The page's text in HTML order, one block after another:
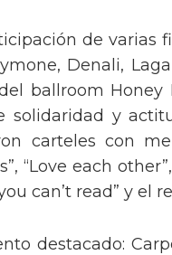
de varias
Denali,
ballroom Honey
solidaridad y
carteles con
“Love each
can’t read” y el
destacado: